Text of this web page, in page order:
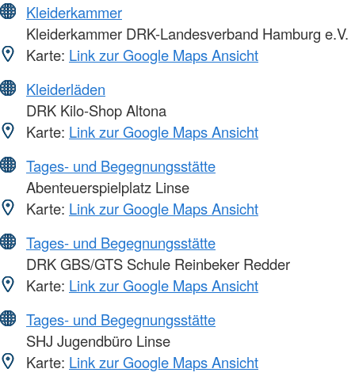
Kleiderkammer
Kleiderkammer DRK-Landesverband Hamburg e.V.
Karte: Link zur Google Maps Ansicht
Kleiderläden
DRK Kilo-Shop Altona
Karte: Link zur Google Maps Ansicht
Tages- und Begegnungsstätte
Abenteuerspielplatz Linse
Karte: Link zur Google Maps Ansicht
Tages- und Begegnungsstätte
DRK GBS/GTS Schule Reinbeker Redder
Karte: Link zur Google Maps Ansicht
Tages- und Begegnungsstätte
SHJ Jugendbüro Linse
Karte: Link zur Google Maps Ansicht